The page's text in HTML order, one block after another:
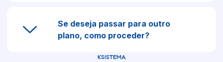
KSISTEMA
Se deseja passar para outro
plano, como proceder?